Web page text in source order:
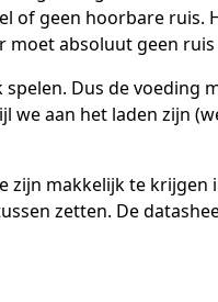
of geen hoorbare ruis.
absoluut geen
Dus de voeding
aan het laden zijn
zijn makkelijk te krijgen
zetten. De